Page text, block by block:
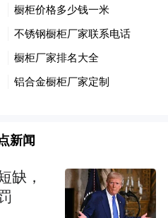
。
党委书记周卫红，党
等校领导全程陪同参
来表示热烈欢迎。
导下，名校长班学员
开启了一场别开生面
郑州市首批“非物质文
这里不仅是技艺传授的
新闻
缺，